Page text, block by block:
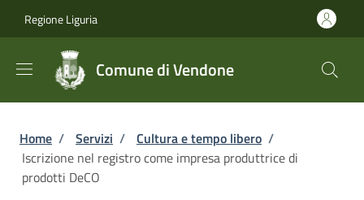
Regione Liguria
Comune di Vendone
Briciole di pane
Home / Servizi / Cultura e tempo libero /
Iscrizione nel registro come impresa produttrice di
prodotti DeCO